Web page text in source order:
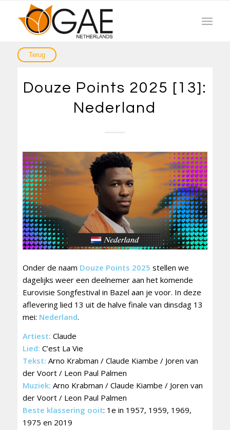
Douze Points 2025 [13]:
Nederland
Onder de naam Douze Points 2025 stellen we
dagelijks weer een deelnemer aan het komende
Eurovisie Songfestival in Bazel aan je voor. In deze
aflevering lied 13 uit de halve finale van dinsdag 13
mei: Nederland.
Artiest: Claude
Lied: C’est La Vie
Tekst: Arno Krabman / Claude Kiambe / Joren van
der Voort / Leon Paul Palmen
Muziek: Arno Krabman / Claude Kiambe / Joren van
der Voort / Leon Paul Palmen
Beste klassering ooit: 1e in 1957, 1959, 1969,
1975 en 2019